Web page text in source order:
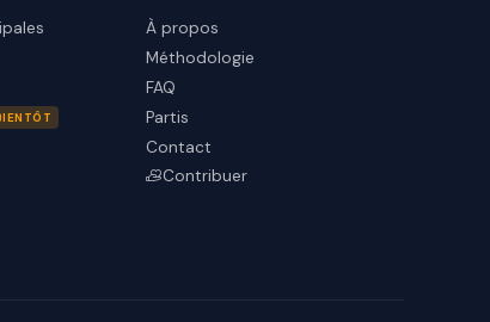
À propos
Méthodologie
FAQ
Partis
Contact
Contribuer